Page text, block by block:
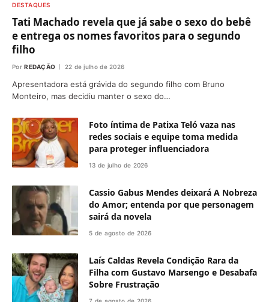
DESTAQUES
Tati Machado revela que já sabe o sexo do bebê
e entrega os nomes favoritos para o segundo
filho
Por REDAÇÃO 22 de julho de 2026
Apresentadora está grávida do segundo filho com Bruno
Monteiro, mas decidiu manter o sexo do…
Foto íntima de Patixa Teló vaza nas
redes sociais e equipe toma medida
para proteger influenciadora
13 de julho de 2026
Cassio Gabus Mendes deixará A Nobreza
do Amor; entenda por que personagem
sairá da novela
5 de agosto de 2026
Laís Caldas Revela Condição Rara da
Filha com Gustavo Marsengo e Desabafa
Sobre Frustração